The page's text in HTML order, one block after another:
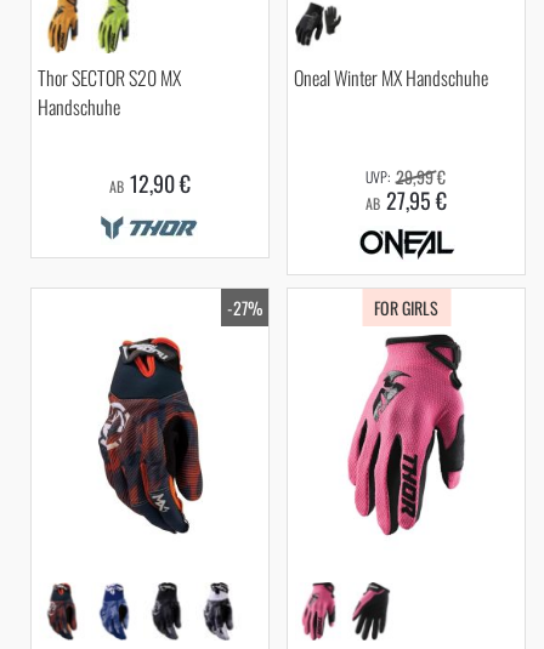
Thor SECTOR S20 MX
Handschuhe
AB 12,90 €
Oneal Winter MX Handschuhe
AB 27,95 €
29,99 €
-27% FOR GIRLS